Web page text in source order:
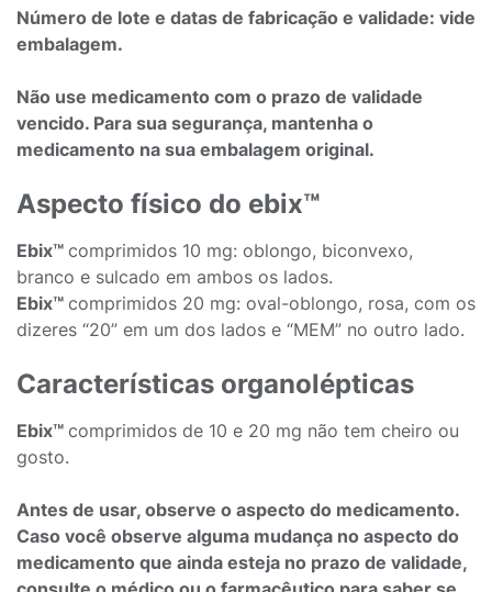
Número de lote e datas de fabricação e validade: vide
embalagem.
Não use medicamento com o prazo de validade
vencido. Para sua segurança, mantenha o
medicamento na sua embalagem original.
Aspecto físico do ebix™
Ebix™ comprimidos 10 mg: oblongo, biconvexo,
branco e sulcado em ambos os lados.
Ebix™ comprimidos 20 mg: oval-oblongo, rosa, com os
dizeres “20” em um dos lados e “MEM” no outro lado.
Características organolépticas
Ebix™ comprimidos de 10 e 20 mg não tem cheiro ou
gosto.
Antes de usar, observe o aspecto do medicamento.
Caso você observe alguma mudança no aspecto do
medicamento que ainda esteja no prazo de validade,